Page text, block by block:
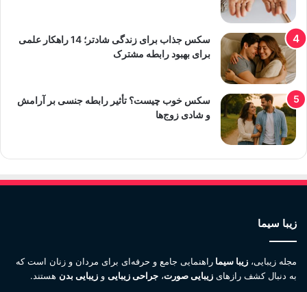
سکس جذاب برای زندگی شادتر؛ 14 راهکار علمی
برای بهبود رابطه مشترک
سکس خوب چیست؟ تأثیر رابطه جنسی بر آرامش
و شادی زوج‌ها
زیبا سیما
مجله زیبایی، زیبا سیما راهنمایی جامع و حرفه‌ای برای مردان و زنان است که
به دنبال کشف رازهای زیبایی صورت، جراحی زیبایی و زیبایی بدن هستند.